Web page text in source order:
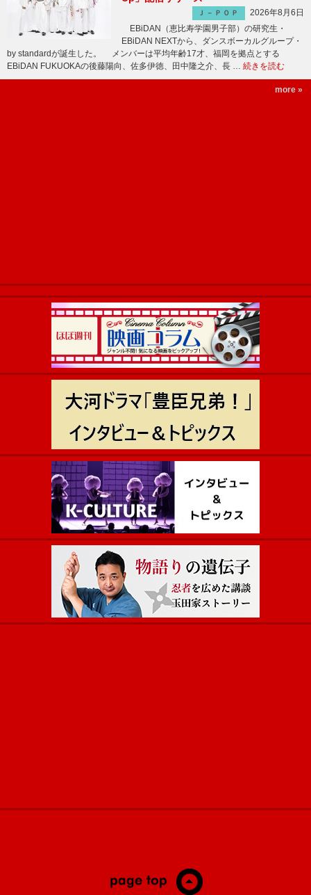
Ｊ－ＰＯＰ
2026年8月6日
EBiDAN（恵比寿学園男子部）の研究生・
EBiDAN NEXTから、ダンスボーカルグループ・
by standardが誕生した。 メンバーは平均年齢17才、福岡を拠点とする
EBiDAN FUKUOKAの後藤陽向、佐多伊徳、田中隆之介、長 … 続きを読む
more »